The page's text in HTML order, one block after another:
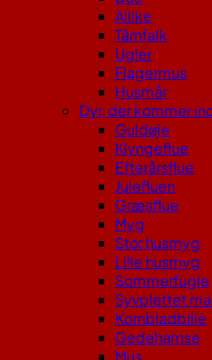
Allike
Tårnfalk
Ugler
Flagermus
Husmår
Dyr, der kommer
Guldøje
Klyngeflue
Efterårsflue
Julefluen
Græsflue
Myg
Stor husmyg
Lille husmyg
Sommerfugle
Syvplettet
Kornbladbille
Gedehamse
Mus